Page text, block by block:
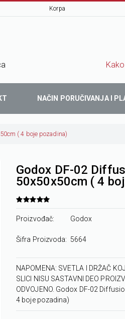
Korpa
NAČIN PORUČIVANJA I
( 4 boje pozadina)
Godox DF-02
50x50x50cm ( 4
Proizvođač: Godox
Šifra Proizvoda: 5664
NAPOMENA: SVETLA I DRŽAČ
SLICI NISU SASTAVNI DEO
ODVOJENO. Godox DF-02
4 boje pozadina)